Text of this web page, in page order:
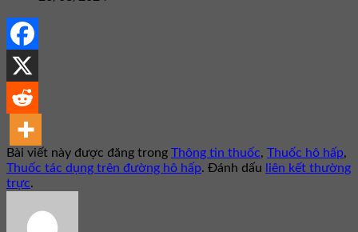
Bài viết này được đăng trong Thông tin thuốc, Thuốc hô hấp,
Thuốc tác dụng trên đường hô hấp. Đánh dấu
liên kết thường
trực.